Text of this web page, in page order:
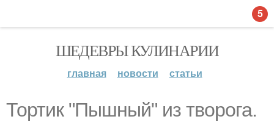
ШЕДЕВРЫ КУЛИНАРИИ
главная новости статьи
Тортик "Пышный" из творога.
5